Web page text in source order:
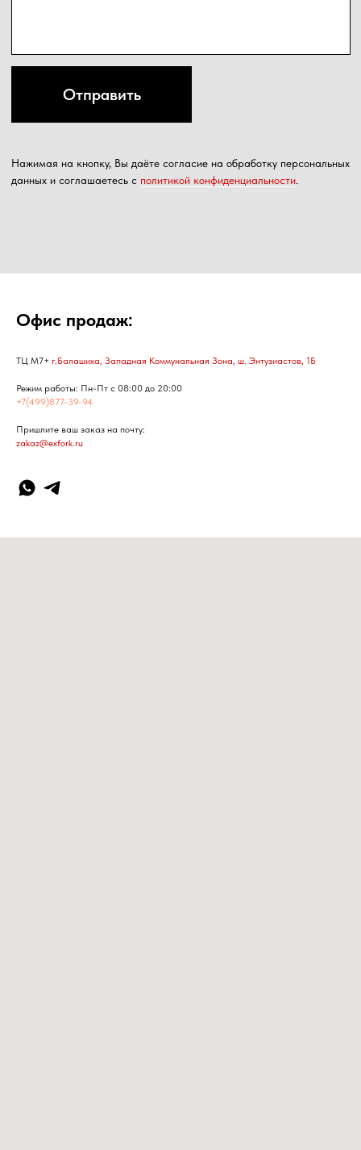
Офис продаж:
ТЦ М7+ г.Балашиха, Западная Коммунальная Зона, ш. Энтузиастов, 1Б
Режим работы: Пн-Пт с 08:00 до 20:00
+7(499)877-39-94
Пришлите ваш заказ на почту:
zakaz@exfork.ru